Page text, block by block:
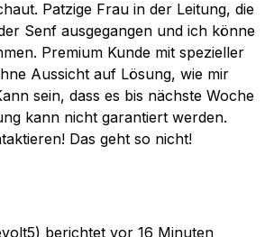
Patzige Frau in der Leitung, die
Senf ausgegangen und ich könne
Premium Kunde mit spezieller
Aussicht auf Lösung, wie mir
sein, dass es bis nächste Woche
kann nicht garantiert werden.
Das geht so nicht!
berichtet vor 16 Minuten